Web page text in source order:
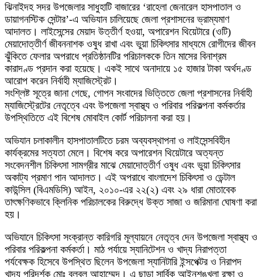
ঝিনাইদহ সদর উপজেলার সাধুহাটি বাজারের ‘রাহেলা জেনারেল হাসপাতাল ও
ডায়াগনস্টিক সেন্টার’-এ অভিযান চালিয়েছে জেলা প্রশাসনের ভ্রাম্যমাণ
আদালত। লাইসেন্সের মেয়াদ উত্তীর্ণ হওয়া, অপারেশন থিয়েটারে (ওটি)
মেয়াদোত্তীর্ণ জীবননাশক ওষুধ রাখা এবং ভুয়া চিকিৎসার মাধ্যমে রোগীদের জীবন
ঝুঁকিতে ফেলার অপরাধে প্রতিষ্ঠানটির পরিচালককে তিন মাসের বিনাশ্রম
কারাদণ্ড প্রদান করা হয়েছে। একই সাথে অনাদায়ে ১৫ হাজার টাকা অর্থদণ্ড
আরোপ করেন নির্বাহী ম্যাজিস্ট্রেট।
সংশ্লিষ্ট সূত্রে জানা গেছে, গোপন সংবাদের ভিত্তিতে জেলা প্রশাসনের নির্বাহী
ম্যাজিস্ট্রেটের নেতৃত্বে এবং উপজেলা স্বাস্থ্য ও পরিবার পরিকল্পনা কর্মকর্তার
উপস্থিতিতে এই বিশেষ মোবাইল কোর্ট পরিচালনা করা হয়।
অভিযান চলাকালীন হাসপাতালটিতে চরম অব্যবস্থাপনা ও লাইসেন্সবিহীন
কার্যক্রমের সত্যতা মেলে। বিশেষ করে অপারেশন থিয়েটারে অত্যন্ত
সংবেদনশীল চিকিৎসা সামগ্রীর মাঝে মেয়াদোত্তীর্ণ ওষুধ এবং ভুয়া চিকিৎসার
অকাট্য প্রমাণ পান আদালত। এই অপরাধে বাংলাদেশ চিকিৎসা ও ডেন্টাল
কাউন্সিল (বিএমডিসি) আইন, ২০১০-এর ২২(২) এবং ২৯ ধারা মোতাবেক
তাৎক্ষণিকভাবে ক্লিনিক পরিচালকের বিরুদ্ধে উক্ত সাজা ও জরিমানা ঘোষণা করা
হয়।
অভিযানে চিকিৎসা সংক্রান্ত কারিগরি মূল্যায়নে নেতৃত্ব দেন উপজেলা স্বাস্থ্য ও
পরিবার পরিকল্পনা কর্মকর্তা। মাঠ পর্যায়ে স্যানিটেশন ও খাদ্য নিরাপত্তা
পর্যবেক্ষক হিসেবে উপস্থিত ছিলেন উপজেলা স্যানিটারি ইন্সপেক্টর ও নিরাপদ
খাদ্য পরিদর্শক মোঃ বুলবুল আহাম্মেদ। এ ছাড়া সার্বিক আইনশৃঙ্খলা রক্ষা ও